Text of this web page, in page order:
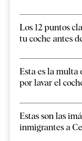
Los 12 puntos
tu coche antes
Esta es la multa
por lavar el
Estas son las
inmigrantes a